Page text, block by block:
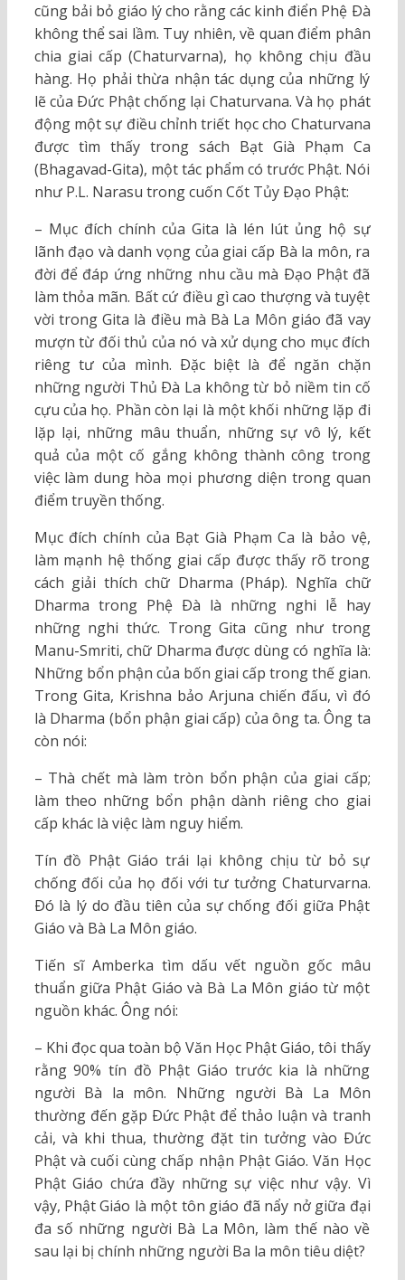
cũng bải bỏ giáo lý cho rằng các kinh điển Phệ Ðà
không thể sai lầm. Tuy nhiên, về quan điểm phân
chia giai cấp (Chaturvarna), họ không chịu đầu
hàng. Họ phải thừa nhận tác dụng của những lý
lẽ của Ðức Phật chống lại Chaturvana. Và họ phát
động một sự điều chỉnh triết học cho Chaturvana
được tìm thấy trong sách Bạt Già Phạm Ca
(Bhagavad-Gita), một tác phẩm có trước Phật. Nói
như P.L. Narasu trong cuốn Cốt Tủy Ðạo Phật:
– Mục đích chính của Gita là lén lút ủng hộ sự
lãnh đạo và danh vọng của giai cấp Bà la môn, ra
đời để đáp ứng những nhu cầu mà Ðạo Phật đã
làm thỏa mãn. Bất cứ điều gì cao thượng và tuyệt
vời trong Gita là điều mà Bà La Môn giáo đã vay
mượn từ đối thủ của nó và xử dụng cho mục đích
riêng tư của mình. Ðặc biệt là để ngăn chặn
những người Thủ Ðà La không từ bỏ niềm tin cố
cựu của họ. Phần còn lại là một khối những lặp đi
lặp lại, những mâu thuẩn, những sự vô lý, kết
quả của một cố gắng không thành công trong
việc làm dung hòa mọi phương diện trong quan
điểm truyền thống.
Mục đích chính của Bạt Già Phạm Ca là bảo vệ,
làm mạnh hệ thống giai cấp được thấy rõ trong
cách giải thích chữ Dharma (Pháp). Nghĩa chữ
Dharma trong Phệ Ðà là những nghi lễ hay
những nghi thức. Trong Gita cũng như trong
Manu-Smriti, chữ Dharma được dùng có nghĩa là:
Những bổn phận của bốn giai cấp trong thế gian.
Trong Gita, Krishna bảo Arjuna chiến đấu, vì đó
là Dharma (bổn phận giai cấp) của ông ta. Ông ta
còn nói:
– Thà chết mà làm tròn bổn phận của giai cấp;
làm theo những bổn phận dành riêng cho giai
cấp khác là việc làm nguy hiểm.
Tín đồ Phật Giáo trái lại không chịu từ bỏ sự
chống đối của họ đối với tư tưởng Chaturvarna.
Ðó là lý do đầu tiên của sự chống đối giữa Phật
Giáo và Bà La Môn giáo.
Tiến sĩ Amberka tìm dấu vết nguồn gốc mâu
thuẩn giữa Phật Giáo và Bà La Môn giáo từ một
nguồn khác. Ông nói:
– Khi đọc qua toàn bộ Văn Học Phật Giáo, tôi thấy
rằng 90% tín đồ Phật Giáo trước kia là những
người Bà la môn. Những người Bà La Môn
thường đến gặp Ðức Phật để thảo luận và tranh
cải, và khi thua, thường đặt tin tưởng vào Ðức
Phật và cuối cùng chấp nhận Phật Giáo. Văn Học
Phật Giáo chứa đầy những sự việc như vậy. Vì
vậy, Phật Giáo là một tôn giáo đã nẩy nở giữa đại
đa số những người Bà La Môn, làm thế nào về
sau lại bị chính những người Ba la môn tiêu diệt?